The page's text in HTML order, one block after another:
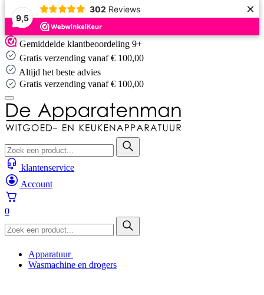
9,5
302 Reviews ×
Skip
to
content
Gemiddelde klantbeoordeling 9+
Gratis verzending vanaf € 100,00
Altijd het beste advies
Gratis verzending vanaf € 100,00
klantenservice
Account
0
Apparatuur
Wasmachine en drogers